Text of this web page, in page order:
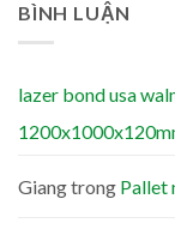
BÌNH LUẬN
lazer bond usa
Giangtrong Pallet